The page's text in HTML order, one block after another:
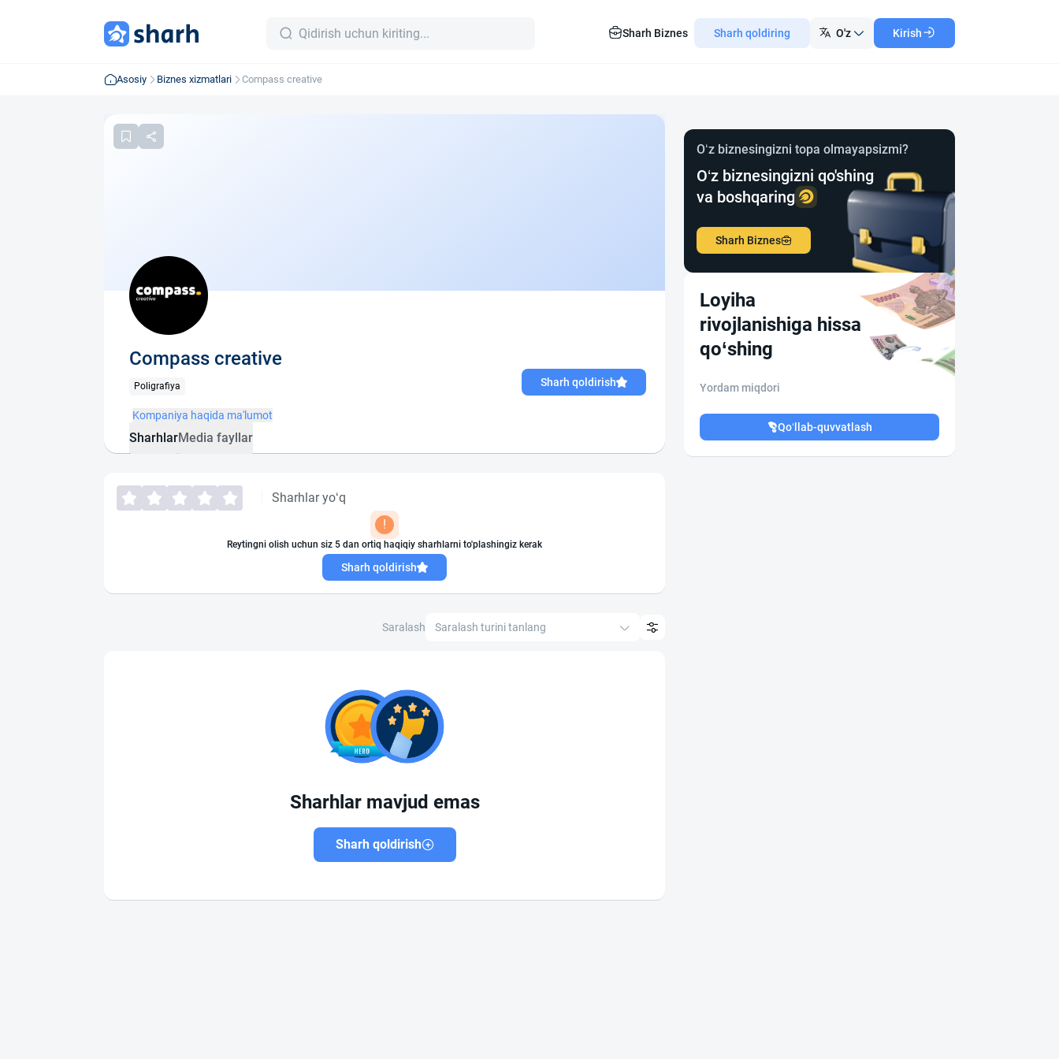
Sharh Biznes Sharh qoldiring O'z Kirish
Asosiy Biznes xizmatlari Compass creative
Compass creative
Poligrafiya Sharh qoldirish
Kompaniya haqida ma'lumot
SharhlarMedia fayllar
Sharhlar yo‘q
!
Reytingni olish uchun siz 5 dan ortiq haqiqiy sharhlarni to'plashingiz kerak
Sharh qoldirish
Saralash Saralash turini tanlang
Sharhlar mavjud emas
Sharh qoldirish
O‘z biznesingizni topa olmayapsizmi?
O‘z biznesingizni qo'shing
va boshqaring
Sharh Biznes
Loyiha
rivojlanishiga hissa
qo‘shing
Yordam miqdori
Qo‘llab-quvvatlash